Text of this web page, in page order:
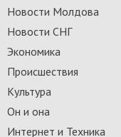
Новости Молдова
Новости СНГ
Экономика
Происшествия
Культура
Он и она
Интернет и Техника